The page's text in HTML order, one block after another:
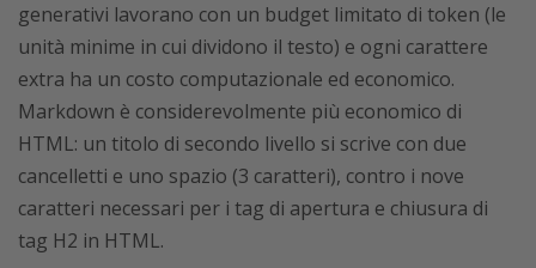
generativi lavorano con un budget limitato di token (le
unità minime in cui dividono il testo) e ogni carattere
extra ha un costo computazionale ed economico.
Markdown è considerevolmente più economico di
HTML: un titolo di secondo livello si scrive con due
cancelletti e uno spazio (3 caratteri), contro i nove
caratteri necessari per i tag di apertura e chiusura di
tag H2 in HTML.